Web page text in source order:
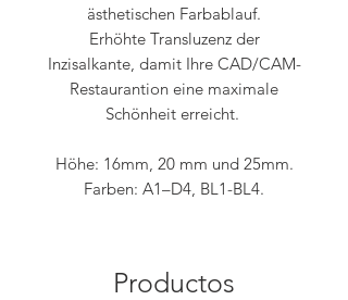
ästhetischen Farbablauf.
Erhöhte Transluzenz der
Inzisalkante, damit Ihre CAD/CAM-
Restaurantion eine maximale
Schönheit erreicht.
Höhe: 16mm, 20 mm und 25mm.
Farben: A1–D4, BL1-BL4.
Productos